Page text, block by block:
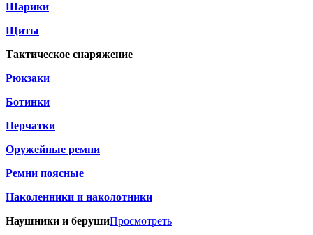
Шарики
Щиты
Тактическое снаряжение
Рюкзаки
Ботинки
Перчатки
Оружейные ремни
Ремни поясные
Наколенники и наколотники
Наушники и берушиПросмотреть